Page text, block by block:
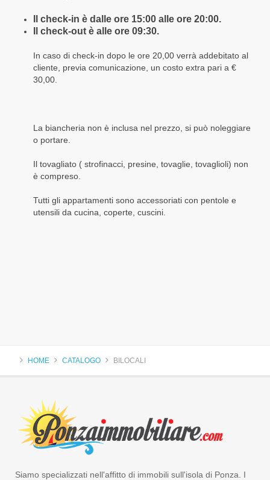
Il check-in è dalle ore 15:00 alle ore 20:00.
Il check-out è alle ore 09:30.
In caso di check-in dopo le ore 20,00 verrà addebitato al
cliente, previa comunicazione, un costo extra pari a €
30,00.
La biancheria non è inclusa nel prezzo, si può noleggiare
o portare.
Il tovagliato ( strofinacci, presine, tovaglie, tovaglioli) non
è compreso.
Tutti gli appartamenti sono accessoriati con pentole e
utensili da cucina, coperte, cuscini.
HOME CATALOGO BILOCALI
Siamo specializzati nell'affitto di immobili sull'isola di Ponza. I